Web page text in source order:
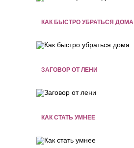
КАК БЫСТРО УБРАТЬСЯ ДОМА
ЗАГОВОР ОТ ЛЕНИ
КАК СТАТЬ УМНЕЕ